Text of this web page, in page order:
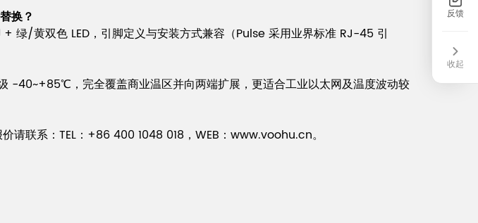
换？
绿/黄双色 LED，引脚定义与安装方式兼容（Pulse 采用业界标准 RJ-45 引
-40~+85℃，完全覆盖商业温区并向两端扩展，更适合工业以太网及温度波动较
请联系：TEL：+86 400 1048 018，WEB：www.voohu.cn。
反馈
收起